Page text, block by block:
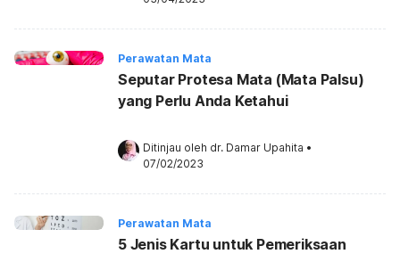
Perawatan Mata
Seputar Protesa Mata (Mata Palsu)
yang Perlu Anda Ketahui
Ditinjau oleh dr. Damar Upahita •
07/02/2023
Perawatan Mata
5 Jenis Kartu untuk Pemeriksaan